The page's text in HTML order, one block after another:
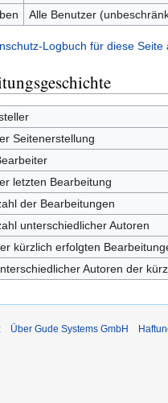
Alle Benutzer
Logbuch für diese Seite
Seitenerstellung
letzten Bearbeitung
der Bearbeitungen
unterschiedlicher Autoren
kürzlich erfolgten
Autoren der
Über Gude Systems GmbH